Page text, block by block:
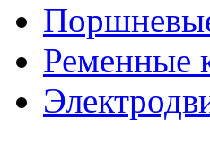
Ременные